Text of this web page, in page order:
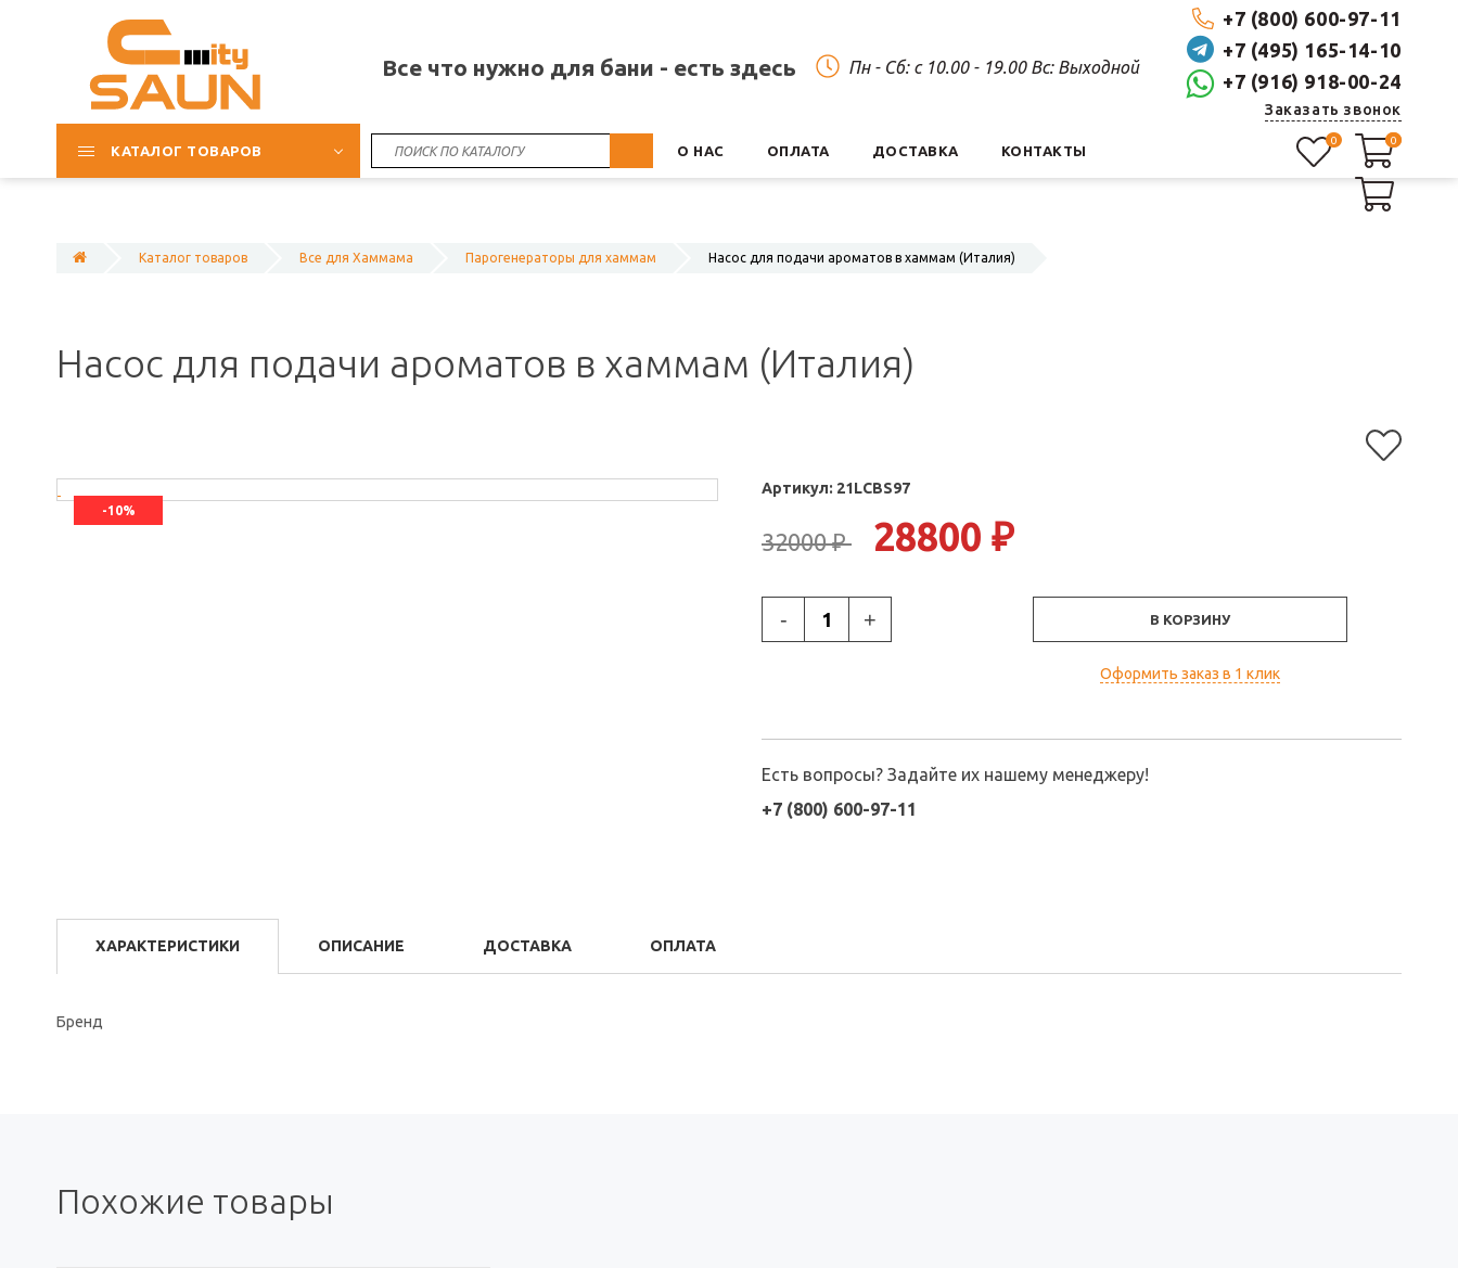
+7 (800) 600-97-11
+7 (495) 165-14-10
+7 (916) 918-00-24
Заказать звонок
Все что нужно для бани - есть здесь Пн - Сб: c 10.00 - 19.00 Вс: Выходной
КАТАЛОГ ТОВАРОВ О НАС ОПЛАТА ДОСТАВКА КОНТАКТЫ
0 0
0
Каталог товаров Все для Хаммама Парогенераторы для хаммам Насос для подачи ароматов в хаммам (Италия)
Насос для подачи ароматов в хаммам (Италия)
-10%
Артикул: 21LCBS97
32000 ₽ 28800 ₽
- + В КОРЗИНУ
Оформить заказ в 1 клик
Есть вопросы? Задайте их нашему менеджеру!
+7 (800) 600-97-11
ХАРАКТЕРИСТИКИ ОПИСАНИЕ ДОСТАВКА ОПЛАТА
Бренд
Похожие товары